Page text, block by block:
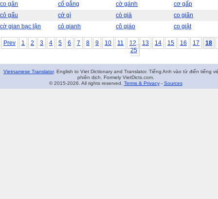
co gân
cố gắng cờ gánh
cơ gấp
cỏ gấu
cớ gì cò già
co giãn
cờ gian bạc lận
cỏ gianh cô giáo co giật
Prev 1 2 3 4 5 6 7 8 9 10 11 12 13 14 15 16 17
18
25
Vietnamese Translator. English to Viet Dictionary and Translator. Tiếng Anh vào từ điển tiếng
phiên dịch. Formely VietDicts.com.
© 2015-2026. All rights reserved. Terms & Privacy- Sources